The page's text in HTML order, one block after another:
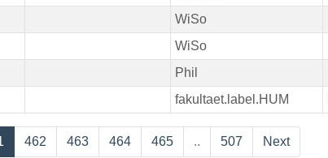
WiSo
WiSo
Phil
fakultaet.label.HUM
462 463 464 465 .. 507 Next